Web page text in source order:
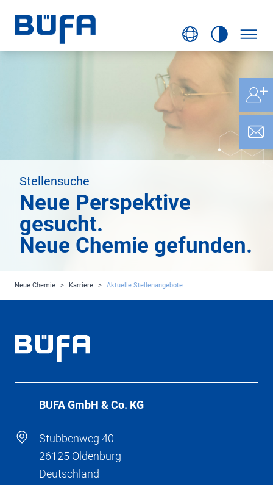
Stellensuche
Neue Perspektive
gesucht.
Neue Chemie gefunden.
Neue Chemie > Karriere > Aktuelle Stellenangebote
BÜFA GmbH & Co. KG
Stubbenweg 40
26125 Oldenburg
Deutschland